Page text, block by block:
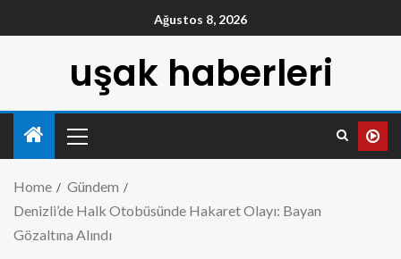
Ağustos 8, 2026
uşak haberleri
Home
Gündem
Denizli’de Halk Otobüsünde Hakaret Olayı: Bayan
Gözaltına Alındı